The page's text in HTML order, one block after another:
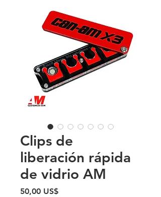
Clips de
liberación rápida
de vidrio AM
50,00 US$Precio